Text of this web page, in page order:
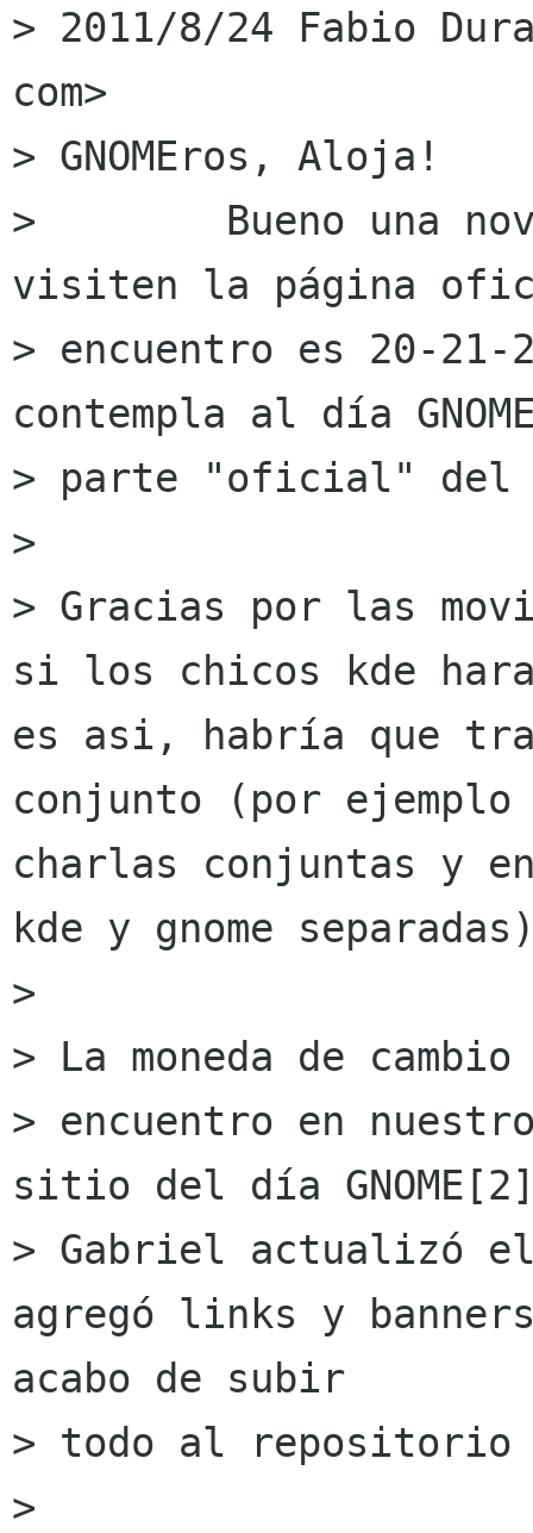
> 2011/8/24 Fabio
com>
> GNOMEros, Aloja!
>        Bueno una
visiten la página
> encuentro es 20-
contempla al día
> parte "oficial" del
>
> Gracias por las
si los chicos kde
es asi, habría que
conjunto (por ejemplo
charlas conjuntas y
kde y gnome
>
> La moneda de
> encuentro en
sitio del día
> Gabriel actualizó
agregó links y
acabo de subir
> todo al
>